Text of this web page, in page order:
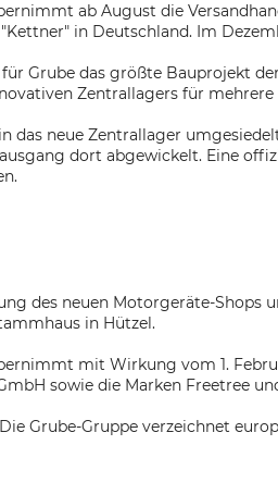
ab August die
in Deutschland. Im
Grube das größte Bauprojekt
Zentrallagers für mehrere
das neue Zentrallager
dort abgewickelt. Eine
des neuen Motorgeräte-Shops
in Hützel.
mit Wirkung vom 1.
sowie die Marken Freetree
Grube-Gruppe verzeichnet